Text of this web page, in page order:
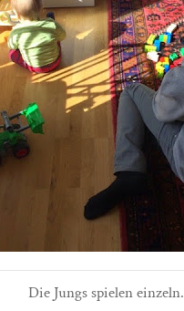
Die Jungs spielen einzeln.